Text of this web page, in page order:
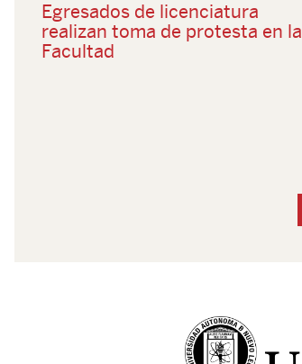
Egresados de licenciatura
realizan toma de protesta en la
Facultad